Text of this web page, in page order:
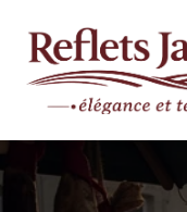
contenu